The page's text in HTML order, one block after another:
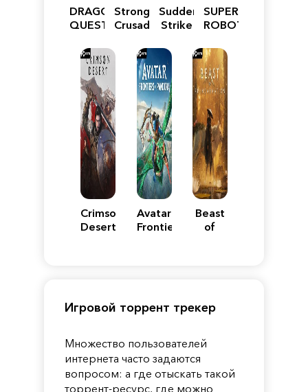
DRAGON
QUEST
Reimagined
Stronghold
Crusader:
Edition
Sudden
Strike
SUPER
ROBOT
Y
Crimson
Desert
Avatar:
Frontiers
Beast
of
Игровой торрент трекер
Множество пользователей
интернета часто задаются
вопросом: а где отыскать такой
торрент-ресурс, где можно